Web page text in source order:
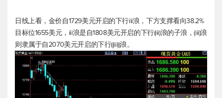
日线上看，金价自1729美元开启的下行iii浪，下方支撑看向38.2%
目标位1655美元，iii浪是自1808美元开启的下行(iii)浪的子浪，(iii)浪
则隶属于自2070美元开启的下行((iii))浪。